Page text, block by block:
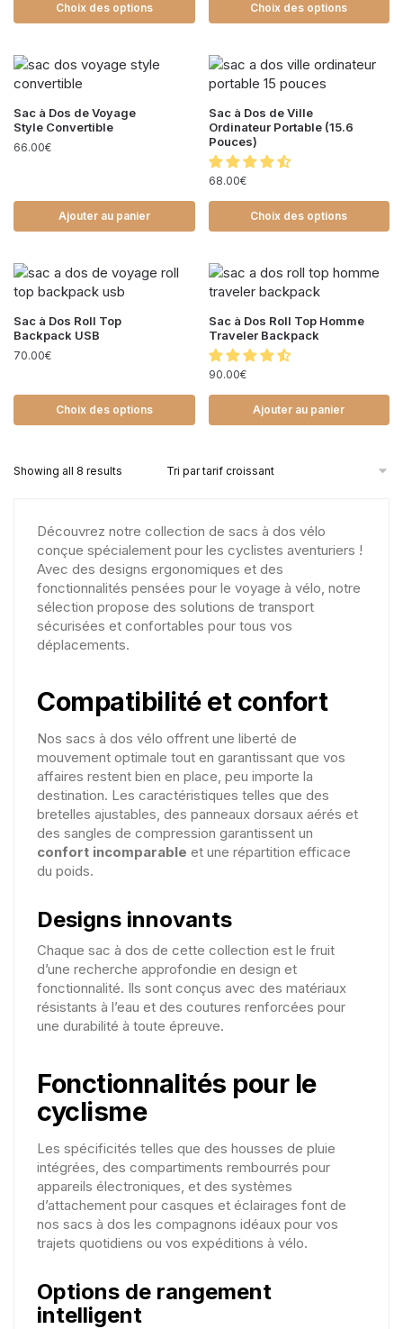
Choix des options Choix des options
Sac à Dos de Voyage
Style Convertible
66.00€
Ajouter au panier
Sac à Dos de Ville
Ordinateur Portable (15.6
Pouces)
68.00€
Choix des options
Sac à Dos Roll Top
Backpack USB
70.00€
Choix des options
Sac à Dos Roll Top Homme
Traveler Backpack
90.00€
Ajouter au panier
Showing all 8 results
Découvrez notre collection de sacs à dos vélo
conçue spécialement pour les cyclistes aventuriers !
Avec des designs ergonomiques et des
fonctionnalités pensées pour le voyage à vélo, notre
sélection propose des solutions de transport
sécurisées et confortables pour tous vos
déplacements.
Compatibilité et confort
Nos sacs à dos vélo offrent une liberté de
mouvement optimale tout en garantissant que vos
affaires restent bien en place, peu importe la
destination. Les caractéristiques telles que des
bretelles ajustables, des panneaux dorsaux aérés et
des sangles de compression garantissent un
confort incomparable et une répartition efficace
du poids.
Designs innovants
Chaque sac à dos de cette collection est le fruit
d’une recherche approfondie en design et
fonctionnalité. Ils sont conçus avec des matériaux
résistants à l’eau et des coutures renforcées pour
une durabilité à toute épreuve.
Fonctionnalités pour le
cyclisme
Les spécificités telles que des housses de pluie
intégrées, des compartiments rembourrés pour
appareils électroniques, et des systèmes
d’attachement pour casques et éclairages font de
nos sacs à dos les compagnons idéaux pour vos
trajets quotidiens ou vos expéditions à vélo.
Options de rangement
intelligent